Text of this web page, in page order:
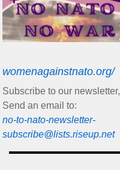
womenagainstnato.org/
Subscribe to our newsletter,
Send an email to:
no-to-nato-newsletter-
subscribe@lists.riseup.net